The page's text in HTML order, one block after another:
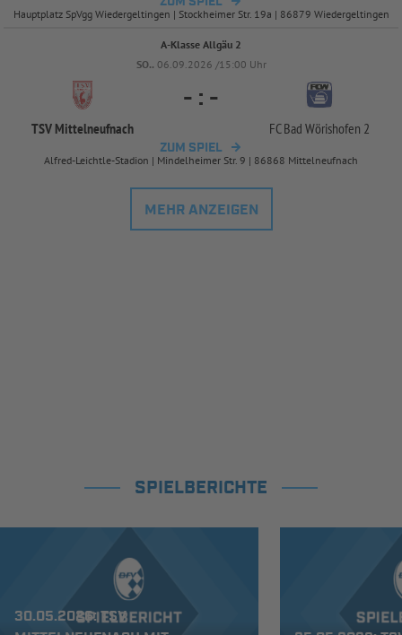
Hauptplatz SpVgg Wiedergeltingen | Stockheimer Str. 19a | 86879 Wiedergeltingen
A-Klasse Allgäu 2
SO.. 06.09.2026 /15:00 Uhr
TSV Mittelneufnach
- : -
FC Bad Wörishofen 2
ZUM SPIEL
Alfred-Leichtle-Stadion | Mindelheimer Str. 9 | 86868 Mittelneufnach
MEHR ANZEIGEN
SPIELBERICHTE
30.05.2026: TSV